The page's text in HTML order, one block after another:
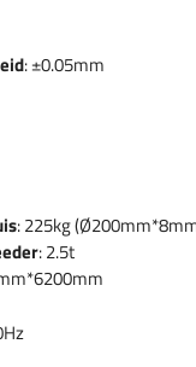
: ±0.05mm
: 225kg
: 2.5t